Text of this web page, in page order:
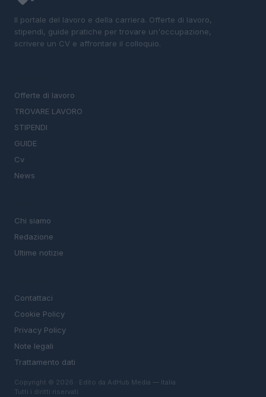
Il portale del lavoro e della carriera. Offerte di lavoro,
stipendi, guide pratiche per trovare un'occupazione,
scrivere un CV e affrontare il colloquio.
Offerte di lavoro
TROVARE LAVORO
STIPENDI
GUIDE
Cv
News
Chi siamo
Redazione
Ultime notizie
Contattaci
Cookie Policy
Privacy Policy
Note legali
Trattamento dati
Copyright © 2026 · Edito da AdHub Media — Italia
Tutti i diritti riservati